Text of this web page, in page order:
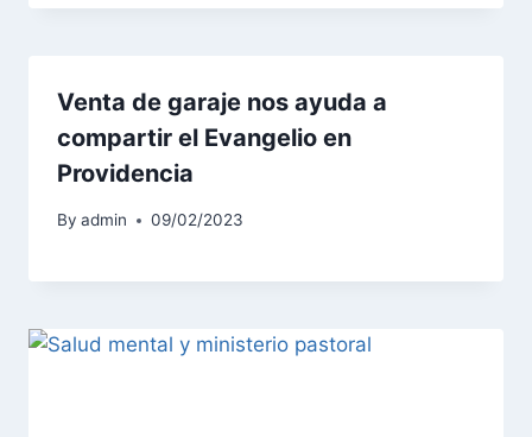
Venta de garaje nos ayuda a
compartir el Evangelio en
Providencia
By admin 09/02/2023